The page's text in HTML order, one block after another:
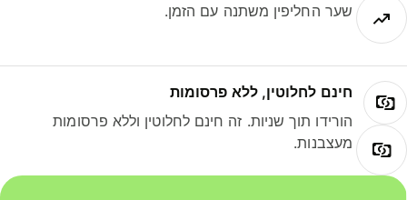
שער החליפין משתנה עם הזמן.
חינם לחלוטין, ללא פרסומות
הורידו תוך שניות. זה חינם לחלוטין וללא פרסומות
מעצבנות.